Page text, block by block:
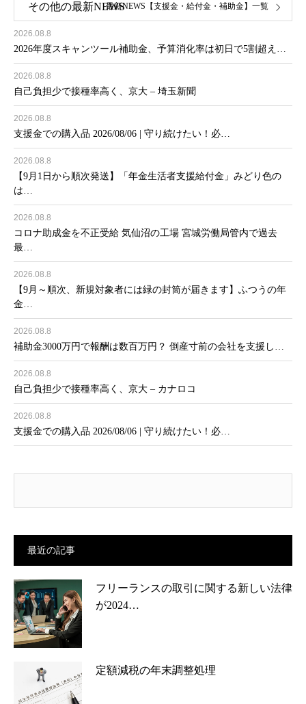
その他の最新NEWS
2026.08.8
2026年度スキャンツール補助金、予算消化率は初日で5割超え…
2026.08.8
自己負担少で接種率高く、京大 – 埼玉新聞
2026.08.8
支援金での購入品 2026/08/06 | 守り続けたい！必…
2026.08.8
【9月1日から順次発送】「年金生活者支援給付金」みどり色の
は…
2026.08.8
コロナ助成金を不正受給 気仙沼の工場 宮城労働局管内で過去
最…
2026.08.8
【9月～順次、新規対象者には緑の封筒が届きます】ふつうの年
金…
2026.08.8
補助金3000万円で報酬は数百万円？ 倒産寸前の会社を支援し…
2026.08.8
自己負担少で接種率高く、京大 – カナロコ
2026.08.8
支援金での購入品 2026/08/06 | 守り続けたい！必…
最新NEWS【支援金・給付金・補助金】一覧
最近の記事
フリーランスの取引に関する新しい法律
が2024…
定額減税の年末調整処理